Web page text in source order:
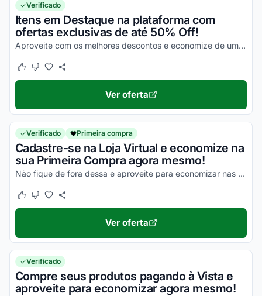
Verificado
Itens em Destaque na plataforma com
ofertas exclusivas de até 50% Off!
Aproveite com os melhores descontos e economize de uma forma simples nas suas compras!
Este cupom funcionou
Este cupom não funcionou
Ver oferta
Verificado Primeira compra
Cadastre-se na Loja Virtual e economize na
sua Primeira Compra agora mesmo!
Não fique de fora dessa e aproveite para economizar nas suas compras!
Este cupom funcionou
Este cupom não funcionou
Ver oferta
Verificado
Compre seus produtos pagando à Vista e
aproveite para economizar agora mesmo!